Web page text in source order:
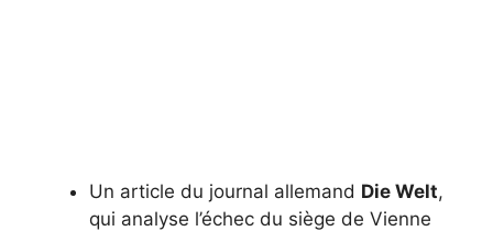
Un article du journal allemand Die Welt,
qui analyse l’échec du siège de Vienne